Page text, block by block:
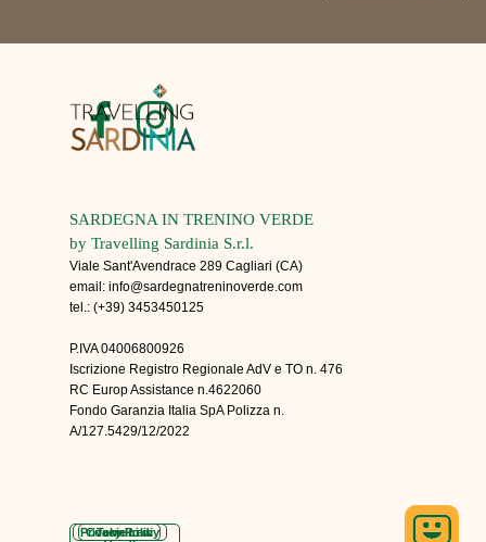
Termini di
SARDEGNA IN TRENINO VERDE
by Travelling Sardinia S.r.l.
Viale Sant'Avendrace 289 Cagliari (CA)
email: info@sardegnatreninoverde.com
tel.: (+39) 3453450125
P.IVA 04006800926
Iscrizione Registro Regionale AdV e TO n. 476
RC Europ Assistance n.4622060
Fondo Garanzia Italia SpA Polizza n.
A/127.5429/12/2022
Privacy Policy
Cookie Law